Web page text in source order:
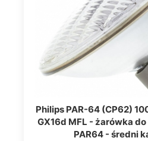
Philips PAR-64 (CP62)
GX16d MFL - żarówka
PAR64 - średni